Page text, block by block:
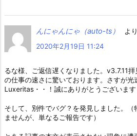
んにゃんにゃ（auto-ts）
よ
2020年2月19日 11:24
るな様、ご返信遅くなりました。v3.7.11
の仕事の速さに驚いております。さすが光
Luxeritas・・！誠にありがとうございます
そして、別件でバグ？を発見しました。（
ませんが、単なるご報告です）